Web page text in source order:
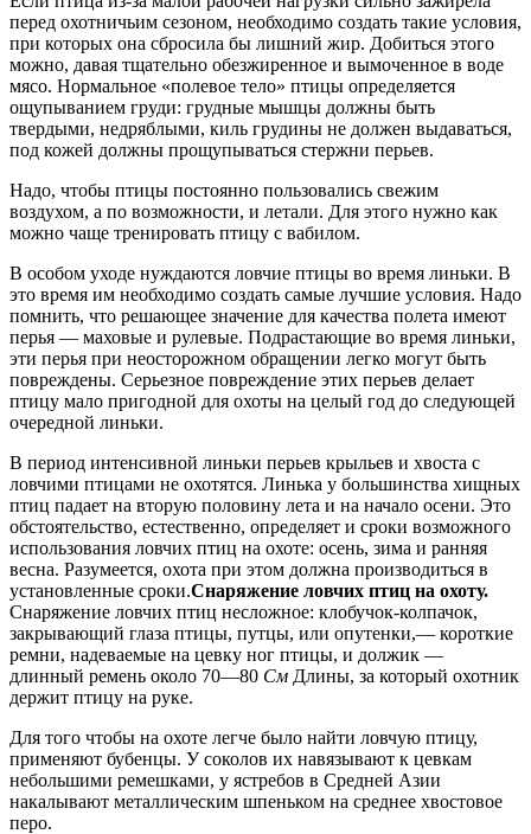
перед охотничьим сезоном, необходимо создать такие условия,
при которых она сбросила бы лишний жир. Добиться этого
можно, давая тщательно обезжиренное и вымоченное в воде
мясо. Нормальное «полевое тело» птицы определяется
ощупыванием груди: грудные мышцы должны быть
твердыми, недряблыми, киль грудины не должен выдаваться,
под кожей должны прощупываться стержни перьев.
Надо, чтобы птицы постоянно пользовались свежим
воздухом, а по возможности, и летали. Для этого нужно как
можно чаще тренировать птицу с вабилом.
В особом уходе нуждаются ловчие птицы во время линьки. В
это время им необходимо создать самые лучшие условия. Надо
помнить, что решающее значение для качества полета имеют
перья — маховые и рулевые. Подрастающие во время линьки,
эти перья при неосторожном обращении легко могут быть
повреждены. Серьезное повреждение этих перьев делает
птицу мало пригодной для охоты на целый год до следующей
очередной линьки.
В период интенсивной линьки перьев крыльев и хвоста с
ловчими птицами не охотятся. Линька у большинства хищных
птиц падает на вторую половину лета и на начало осени. Это
обстоятельство, естественно, определяет и сроки возможного
использования ловчих птиц на охоте: осень, зима и ранняя
весна. Разумеется, охота при этом должна производиться в
установленные сроки.Снаряжение ловчих птиц на охоту.
Снаряжение ловчих птиц несложное: клобучок-колпачок,
закрывающий глаза птицы, путцы, или опутенки,— короткие
ремни, надеваемые на цевку ног птицы, и должик —
длинный ремень около 70—80 См Длины, за который охотник
держит птицу на руке.
Для того чтобы на охоте легче было найти ловчую птицу,
применяют бубенцы. У соколов их навязывают к цевкам
небольшими ремешками, у ястребов в Средней Азии
накалывают металлическим шпеньком на среднее хвостовое
перо.